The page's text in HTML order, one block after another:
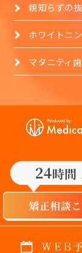
親知らずの
ホワイトニ
マタニティ